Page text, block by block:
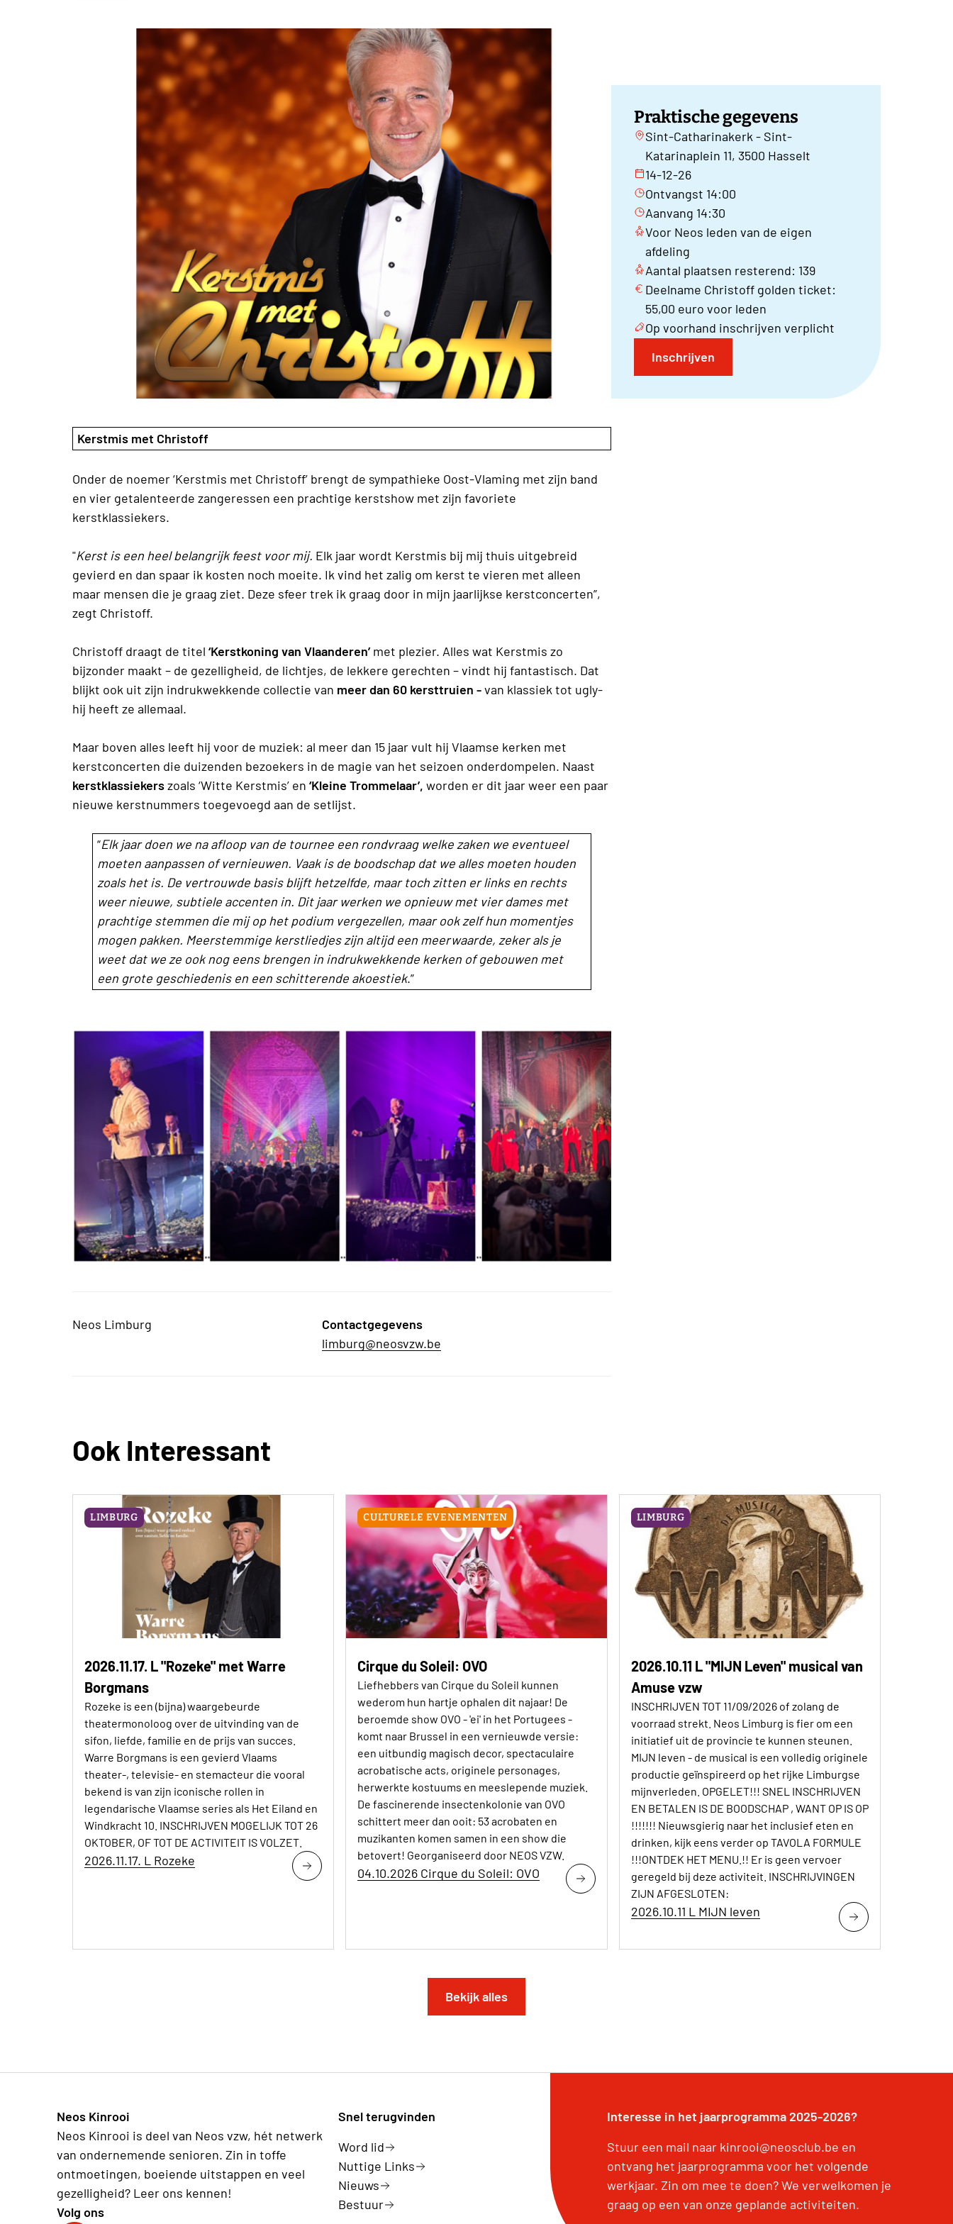
Praktische gegevens
Sint-Catharinakerk - Sint-
Katarinaplein 11, 3500 Hasselt
14-12-26
Ontvangst 14:00
Aanvang 14:30
Voor Neos leden van de eigen
afdeling
Aantal plaatsen resterend: 139
Deelname Christoff golden ticket:
55,00 euro voor leden
Op voorhand inschrijven verplicht
Inschrijven
Kerstmis met Christoff
Onder de noemer ‘Kerstmis met Christoff’ brengt de sympathieke Oost-Vlaming met zijn band
en vier getalenteerde zangeressen een prachtige kerstshow met zijn favoriete
kerstklassiekers.
"Kerst is een heel belangrijk feest voor mij. Elk jaar wordt Kerstmis bij mij thuis uitgebreid
gevierd en dan spaar ik kosten noch moeite. Ik vind het zalig om kerst te vieren met alleen
maar mensen die je graag ziet. Deze sfeer trek ik graag door in mijn jaarlijkse kerstconcerten”,
zegt Christoff.
Christoff draagt de titel ‘Kerstkoning van Vlaanderen’ met plezier. Alles wat Kerstmis zo
bijzonder maakt – de gezelligheid, de lichtjes, de lekkere gerechten – vindt hij fantastisch. Dat
blijkt ook uit zijn indrukwekkende collectie van meer dan 60 kersttruien -van klassiek tot ugly-
hij heeft ze allemaal.
Maar boven alles leeft hij voor de muziek: al meer dan 15 jaar vult hij Vlaamse kerken met
kerstconcerten die duizenden bezoekers in de magie van het seizoen onderdompelen. Naast
kerstklassiekerszoals ‘Witte Kerstmis’ en ‘Kleine Trommelaar’, worden er dit jaar weer een paar
nieuwe kerstnummers toegevoegd aan de setlijst.
“Elk jaar doen we na afloop van de tournee een rondvraag welke zaken we eventueel
moeten aanpassen of vernieuwen. Vaak is de boodschap dat we alles moeten houden
zoals het is. De vertrouwde basis blijft hetzelfde, maar toch zitten er links en rechts
weer nieuwe, subtiele accenten in. Dit jaar werken we opnieuw met vier dames met
prachtige stemmen die mij op het podium vergezellen, maar ook zelf hun momentjes
mogen pakken. Meerstemmige kerstliedjes zijn altijd een meerwaarde, zeker als je
weet dat we ze ook nog eens brengen in indrukwekkende kerken of gebouwen met
een grote geschiedenis en een schitterende akoestiek.”
Neos Limburg
Contactgegevens
limburg@neosvzw.be
Ook Interessant
LIMBURG
2026.11.17. L "Rozeke" met Warre
Borgmans
Rozeke is een (bijna) waargebeurde
theatermonoloog over de uitvinding van de
sifon, liefde, familie en de prijs van succes.
Warre Borgmans is een gevierd Vlaams
theater-, televisie- en stemacteur die vooral
bekend is van zijn iconische rollen in
legendarische Vlaamse series als Het Eiland en
Windkracht 10. INSCHRIJVEN MOGELIJK TOT 26
OKTOBER, OF TOT DE ACTIVITEIT IS VOLZET.
2026.11.17. L Rozeke
CULTURELE EVENEMENTEN
Cirque du Soleil: OVO
Liefhebbers van Cirque du Soleil kunnen
wederom hun hartje ophalen dit najaar! De
beroemde show OVO - 'ei' in het Portugees -
komt naar Brussel in een vernieuwde versie:
een uitbundig magisch decor, spectaculaire
acrobatische acts, originele personages,
herwerkte kostuums en meeslepende muziek.
De fascinerende insectenkolonie van OVO
schittert meer dan ooit: 53 acrobaten en
muzikanten komen samen in een show die
betovert! Georganiseerd door NEOS VZW.
04.10.2026 Cirque du Soleil: OVO
LIMBURG
2026.10.11 L "MIJN Leven" musical van
Amuse vzw
INSCHRIJVEN TOT 11/09/2026 of zolang de
voorraad strekt. Neos Limburg is fier om een
initiatief uit de provincie te kunnen steunen.
MIJN leven - de musical is een volledig originele
productie geïnspireerd op het rijke Limburgse
mijnverleden. OPGELET!!! SNEL INSCHRIJVEN
EN BETALEN IS DE BOODSCHAP , WANT OP IS OP
!!!!!!! Nieuwsgierig naar het inclusief eten en
drinken, kijk eens verder op TAVOLA FORMULE
!!!ONTDEK HET MENU.!! Er is geen vervoer
geregeld bij deze activiteit. INSCHRIJVINGEN
ZIJN AFGESLOTEN:
2026.10.11 L MIJN leven
Bekijk alles
Neos Kinrooi
Neos Kinrooi is deel van Neos vzw, hét netwerk
van ondernemende senioren. Zin in toffe
ontmoetingen, boeiende uitstappen en veel
gezelligheid? Leer ons kennen!
Volg ons
Snel terugvinden
Word lid
Nuttige Links
Nieuws
Bestuur
Interesse in het jaarprogramma 2025-2026?
Stuur een mail naar kinrooi@neosclub.be en
ontvang het jaarprogramma voor het volgende
werkjaar. Zin om mee te doen? We verwelkomen je
graag op een van onze geplande activiteiten.